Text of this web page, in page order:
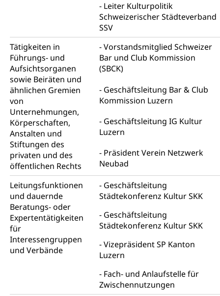
Leiter Kulturpolitik
Schweizerischer Städteverband
SSV
Tätigkeiten in
Führungs- und
Aufsichtsorganen
sowie Beiräten und
ähnlichen Gremien
von
Unternehmungen,
Körperschaften,
Anstalten und
Stiftungen des
privaten und des
öffentlichen Rechts
Vorstandsmitglied Schweizer
Bar und Club Kommission
(SBCK)
Geschäftsleitung Bar & Club
Kommission Luzern
Geschäftsleitung IG Kultur
Luzern
Präsident Verein Netzwerk
Neubad
Leitungsfunktionen
und dauernde
Beratungs- oder
Expertentätigkeiten
für
Interessengruppen
und Verbände
Geschäftsleitung
Städtekonferenz Kultur SKK
Geschäftsleitung
Städtekonferenz Kultur SKK
Vizepräsident SP Kanton
Luzern
Fach- und Anlaufstelle für
Zwischennutzungen
Kantonsstrassen
Geburt, Heirat, Ehe, Partnerschaft, Tod,
Zivilstandsamt, Zivilstandsregiste
Zivilstandswesen
Adoption
Adoptivkind, Adoptiveltern, Adoptionsvermittlung,
Adoptionsverfahren, elterliche Gewalt, elterliche
Sorge
Adoption
Aufenthaltsbewilligungen
Niederlassungsbewilligung, Aufenthalt,
Niederlassung, Wohnsitz
Ausweise und Bescheinigungen
Reisepass, Identitätskarte, Visum, Geburtsurkunde
Jagdausweis, Fischereiausweis
Strafregisterauszug bestellen
Waffen, Sprengstoffe und Pyrotechnik
Reisepass, Identitätskarte
Strassenverkehrsamt (Führerausweis,
Fahrzeugausweis)
Namensänderungen
Einbürgerung
Nationalität, Staatsangehörigkeit,
Staatsbürgerschaft, Bürgerrecht, Erwerb des
Bürgerrechts, Verlust des Bürgerrechts,
Einbürgerungsverfahren
Einbürgerungen
Geburt
Familienzulagen (WAS Luzern)
Kinder und Jugendliche